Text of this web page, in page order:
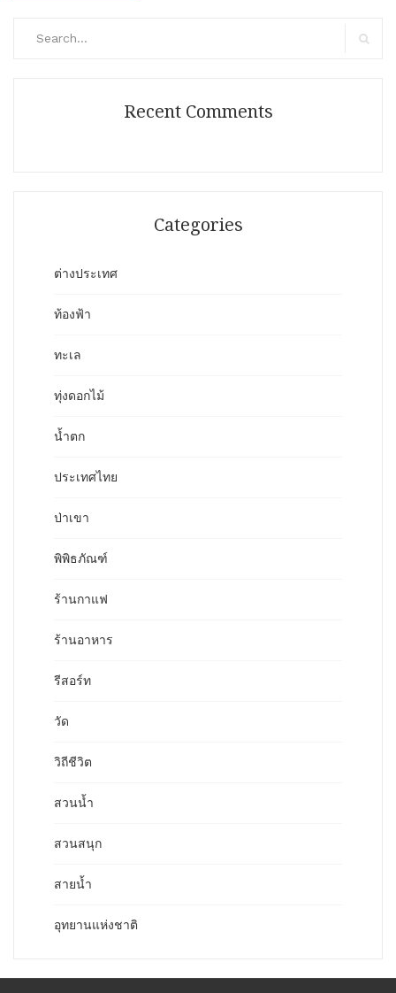
Recent Comments
Categories
ต่างประเทศ
ท้องฟ้า
ทะเล
ทุ่งดอกไม้
น้ำตก
ประเทศไทย
ป่าเขา
พิพิธภัณฑ์
ร้านกาแฟ
ร้านอาหาร
รีสอร์ท
วัด
วิถีชีวิต
สวนน้ำ
สวนสนุก
สายน้ำ
อุทยานแห่งชาติ